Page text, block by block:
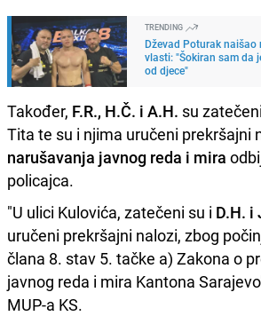
TRENDING
Dževad Poturak naišao
vlasti: "Šokiran sam da
od djece"
Također, F.R., H.Č. i A.H. su
Tita te su i njima uručeni prekršajni
narušavanja javnog reda i mira
policajca.
"U ulici Kulovića, zatečeni su i D.H. i
uručeni prekršajni nalozi, zbog
člana 8. stav 5. tačke a) Zakona o
javnog reda i mira Kantona
MUP-a KS.